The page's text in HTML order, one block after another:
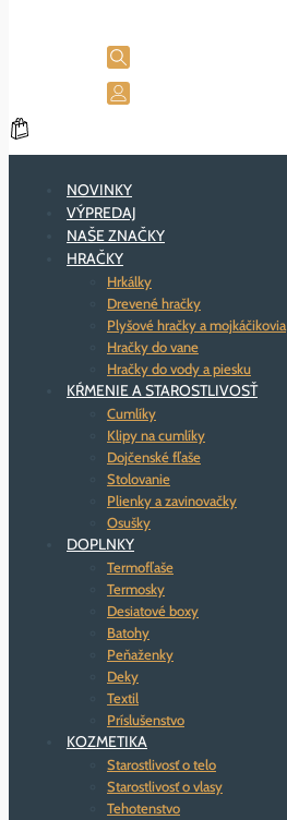
NOVINKY
VÝPREDAJ
NAŠE ZNAČKY
HRAČKY
Hrkálky
Drevené hračky
Plyšové hračky a mojkáčikovia
Hračky do vane
Hračky do vody a piesku
KŔMENIE A STAROSTLIVOSŤ
Cumlíky
Klipy na cumlíky
Dojčenské fľaše
Stolovanie
Plienky a zavinovačky
Osušky
DOPLNKY
Termofľaše
Termosky
Desiatové boxy
Batohy
Peňaženky
Deky
Textil
Príslušenstvo
KOZMETIKA
Starostlivosť o telo
Starostlivosť o vlasy
Tehotenstvo